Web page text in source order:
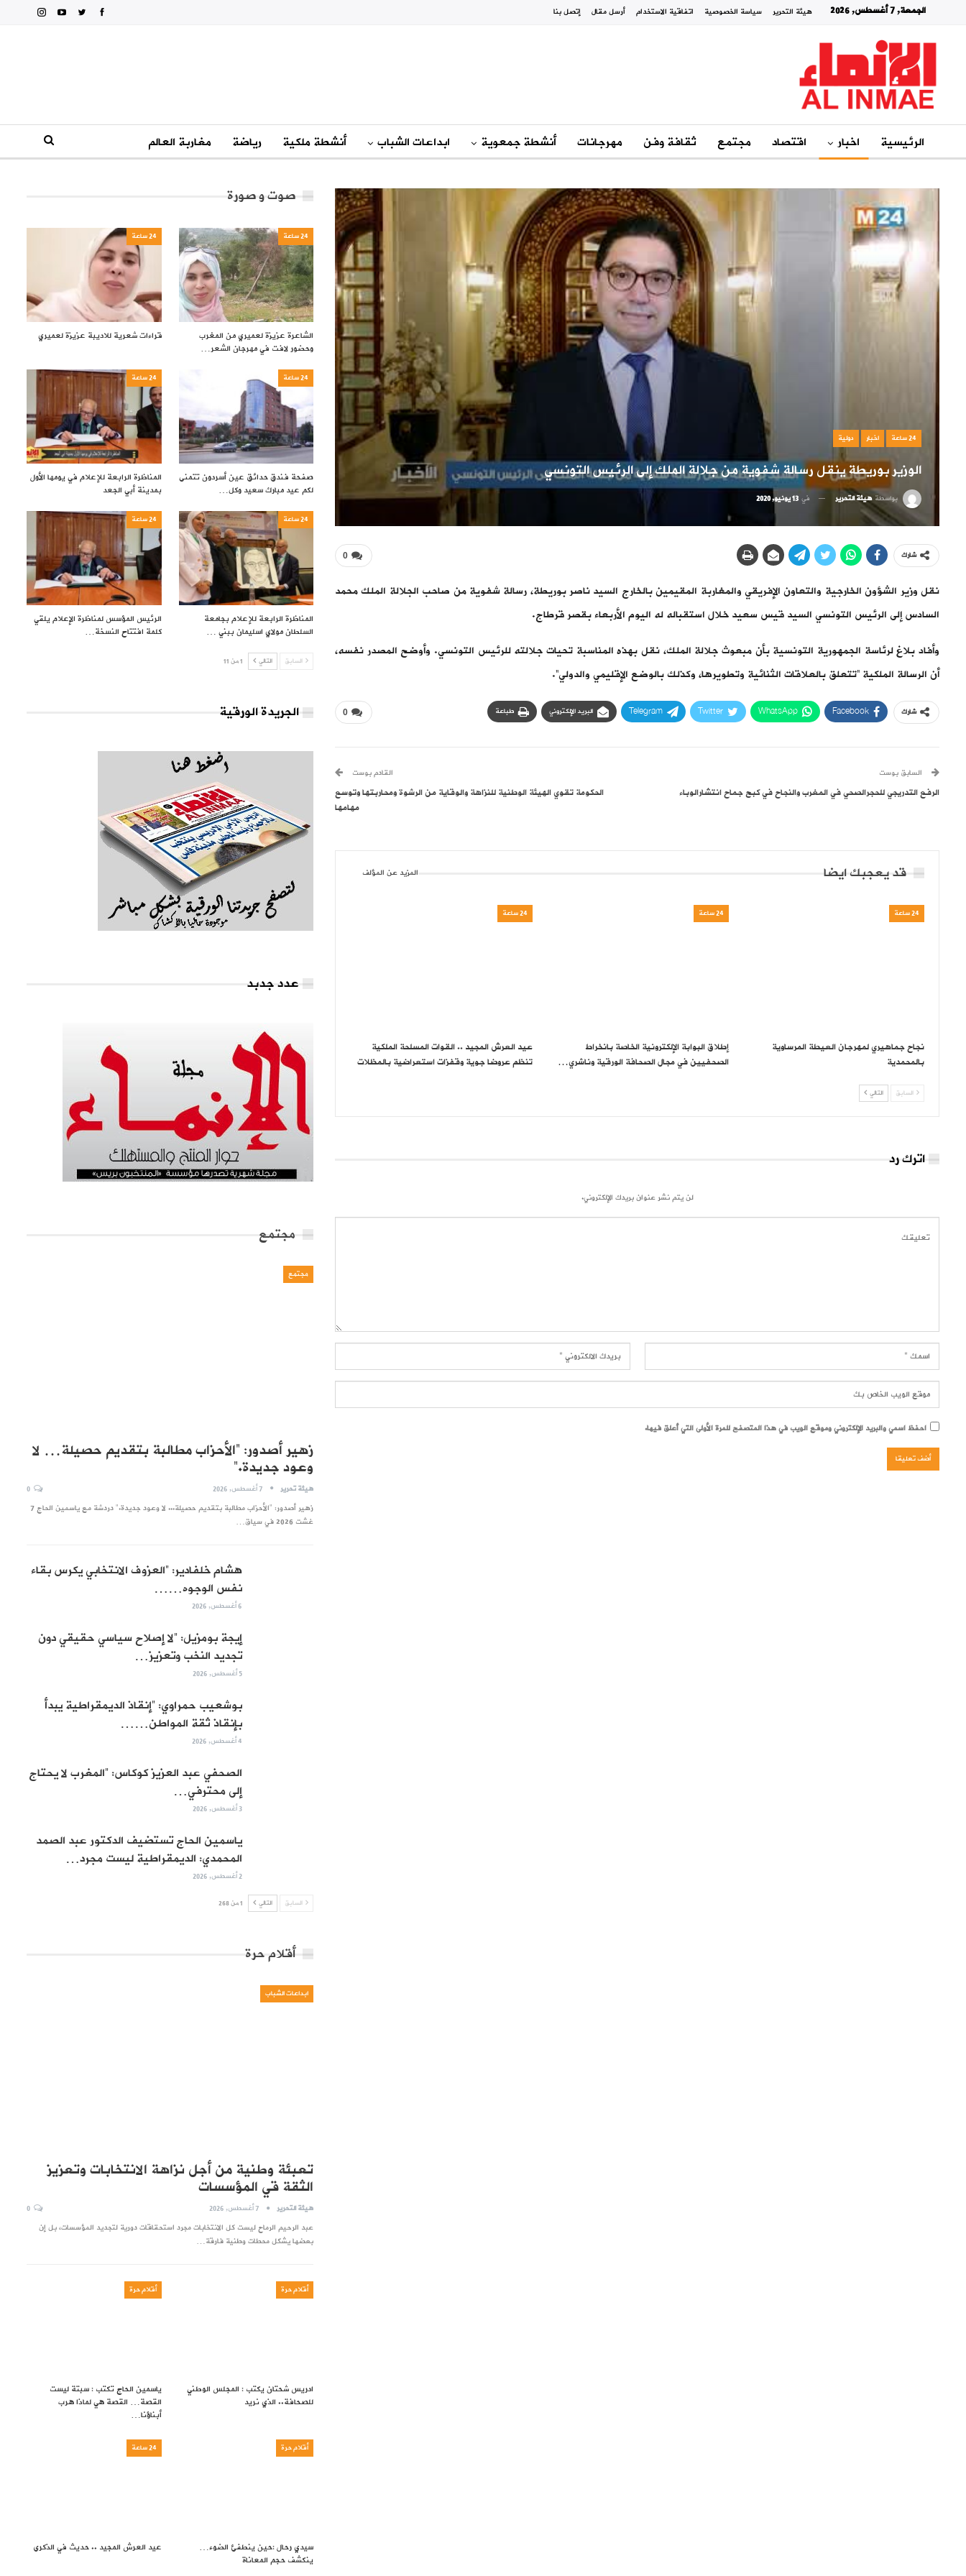
الجمعة, 7 أغسطس, 2026 هيئة التحرير سياسة الخصوصية اتفاقية الاستخدام أرسل مقال إتصل بنا
الرئيسية اخبار اقتصاد مجتمع ثقافة وفن مهرجانات أنشطة جمعوية ابداعات الشباب أنشطة ملكية رياضة مغاربة العالم
24 ساعة اخبار دولية
الوزير بوريطة ينقل رسالة شفوية من جلالة الملك إلى الرئيس التونسي
بواسطة هيئة التحرير في 13 يونيو, 2020
0 شارك
نقل وزير الشؤون الخارجية والتعاون الإفريقي والمغاربة المقيمين بالخارج السيد ناصر بوريطة، رسالة شفوية من صاحب الجلالة الملك محمد
السادس إلى الرئيس التونسي السيد قيس سعيد خلال استقباله له اليوم الأربعاء بقصر قرطاج.
وأفاد بلاغ لرئاسة الجمهورية التونسية بأن مبعوث جلالة الملك، نقل بهذه المناسبة تحيات جلالته للرئيس التونسي. وأوضح المصدر نفسه،
أن الرسالة الملكية “تتعلق بالعلاقات الثنائية وتطويرها، وكذلك بالوضع الإقليمي والدولي”.
0 شارك Facebook
WhatsApp
Twitter
Telegram البريد الإلكتروني طباعة
السابق بوست
الرفع التدريجي للحجرالصحي في المغرب والنجاح في كبح جماح انتشارالوباء
القادم بوست
الحكومة تقوي الهيئة الوطنية للنزاهة والوقاية من الرشوة ومحاربتها وتوسع
مهامها
قد يعجبك ايضا المزيد عن المؤلف
24 ساعة
نجاح جماهيري لمهرجان العيطة المرساوية
بالمحمدية
24 ساعة
إطلاق البوابة الإلكترونية الخاصة بانخراط
الصحفيين في مجال الصحافة الورقية وناشري…
24 ساعة
عيد العرش المجيد .. القوات المسلحة الملكية
تنظم عروضا جوية وقفزات استعراضية بالمظلات
السابق التالي
اترك رد
لن يتم نشر عنوان بريدك الإلكتروني.
احفظ اسمي والبريد الإلكتروني وموقع الويب في هذا المتصفح للمرة الأولى التي أعلق فيها.
صوت و صورة
24 ساعة
الشاعرة عزيزة لعميري من المغرب
وحضور لافت في مهرجان الشعر…
24 ساعة
قراءات شعرية للاديبة عزيزة لعميري
24 ساعة
صفحة فندق حدائق عين أسردون تتمنى
لكم عيد مبارك سعيد وكل…
24 ساعة
المناظرة الرابعة للإعلام في يومها الأول
بمدينة أبي الجعد
24 ساعة
المناظرة الرابعة للإعلام بجامعة
السلطان مولاي اسليمان ببني …
24 ساعة
الرئيس المؤسس لمناظرة الإعلام يلقي
كلمة افتتاح النسخة…
السابق التالي 1 من 11
الجريدة الورقية
عدد جدبد
مجتمع
مجتمع
زهير أصدور: “الأحزاب مطالبة بتقديم حصيلة… لا
وعود جديدة.”
هيئة تحرير 7 أغسطس, 2026
زهير أصدور: "الأحزاب مطالبة بتقديم حصيلة... لا وعود جديدة." دردشة مع ياسمين الحاج 7
غشت 2026 في سياق…
هشام خلفادير: “العزوف الانتخابي يكرس بقاء
نفس الوجوه……
6 أغسطس, 2026
إيجة بومزيل: “لا إصلاح سياسي حقيقي دون
تجديد النخب وتعزيز…
5 أغسطس, 2026
بوشعيب حمراوي: “إنقاذ الديمقراطية يبدأ
بإنقاذ ثقة المواطن……
4 أغسطس, 2026
الصحفي عبد العزيز كوكاس: “المغرب لا يحتاج
إلى محترفي…
3 أغسطس, 2026
ياسمين الحاج تستضيف الدكتور عبد الصمد
المحمدي: الديمقراطية ليست مجرد…
2 أغسطس, 2026
السابق التالي 1 من 268
أقلام حرة
ابداعات الشباب
تعبئة وطنية من أجل نزاهة الانتخابات وتعزيز
الثقة قي المؤسسات
هيئة التحرير 7 أغسطس, 2026
عبد الرحيم الرماح ليست كل الانتخابات مجرد استحقاقات دورية لتجديد المؤسسات، بل إن
بعضها يشكل محطات وطنية فارقة…
أقلام حرة
ادريس شحتان يكتب : المجلس الوطني
للصحافة.. الذي نريد
أقلام حرة
ياسمين الحاج تكتب : سبتة ليست
القصة… القصة هي لماذا هرب
أبناؤنا…
أقلام حرة
سيدي رحال :حين ينطفئ الضوء…
ينكشف حجم المعاناة
24 ساعة
عيد العرش المجيد .. حديث في الذكرى